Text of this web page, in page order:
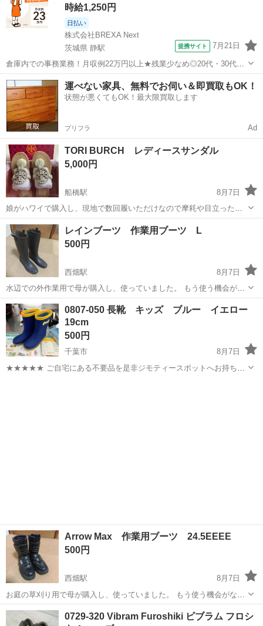
時給1,250円
日払い
株式会社BREXA Next
茨城県 静駅
提携サイト 7月21日
倉庫内での事務業務！月収例22万円以上★残業少なめ◎20代・30代・
40代の男女活躍中！空調完備で快適作業★食堂利用可◎マイカー通勤
OK◎無料駐車場完備！《茨城県常陸大宮市》 人気の工場のお仕事 ◇
電子部品製造倉庫内の事務...
茨城 常陸大宮市 静駅 その他
運べない家具、無料でお伺い＆即買取もOK！
状態が悪くてもOK！最大限買取します
プリフラ Ad
TORI BURCH レディースサンダル
5,000円
船橋駅
8月7日
娘がハワイで購入し、現地で数回履いただけなので摩耗や目立った汚
れもなくきれいです。 サイズは６ハーフなので、23.5cm前後の方にお
すすめします。購入価格は円安の影響で30,000円以上したそうですの
で、大変お得かと思います...
千葉 船橋市 船橋駅 現地
レインブーツ 作業用ブーツ L
500円
西畑駅
8月7日
水辺での外作業用で母が購入し、使っていました。 もう使う機会がな
いそうですが、私にはサイズが大きいため、どなたか必要な方^⁠_⁠^ ざ
っと軽く洗いましたが、落ちきれない土汚れなどあります。 また、 少
し擦り傷などありますが...
千葉 夷隅郡 西畑駅 靴
0807-050 長靴 キッズ ブルー イエロー
19cm
500円
千葉市
8月7日
★★★★★ ご自宅にある不要品を是非ジモティースポットへお持ち込
Arrow Max 作業用ブーツ 24.5EEEE
500円
西畑駅
8月7日
お庭の草刈り用で母が購入し、使っていました。 もう使う機会がない
そうですが、私にはサイズが大きいため、どなたか必要な方^⁠_⁠^ ざっ
と軽く洗いましたが、落ちきれない土汚れやマジックテープについて
千葉 夷隅郡
0729-320 Vibram Furoshiki ビブラム フロシ